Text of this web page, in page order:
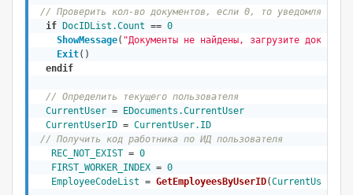
// Проверить кол-во документов, если 0, то уведомляем
if
DocIDList.Count == 0
ShowMessage( "Документы не найдены, загрузите
Exit()
endif
// Определить текущего пользователя
CurrentUser = EDocuments .CurrentUser
CurrentUserID = CurrentUser.ID
// Получить код работника по ИД пользователя
REC_NOT_EXIST = 0
FIRST_WORKER_INDEX = 0
EmployeeCodeList = GetEmployeesByUserID(CurrentUserID